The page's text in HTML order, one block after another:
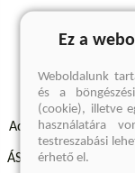
A
Adatvédelmi
ÁSZF - Vásárlási
Ez a
Weboldalunk
és a
(cookie), illetve
használatára
testreszabási
érhető el.